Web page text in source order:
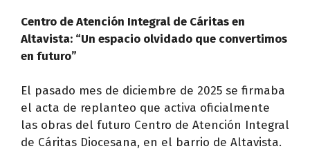
Centro de Atención Integral de Cáritas en
Altavista: “Un espacio olvidado que convertimos
en futuro”
El pasado mes de diciembre de 2025 se firmaba
el acta de replanteo que activa oficialmente
las obras del futuro Centro de Atención Integral
de Cáritas Diocesana, en el barrio de Altavista.